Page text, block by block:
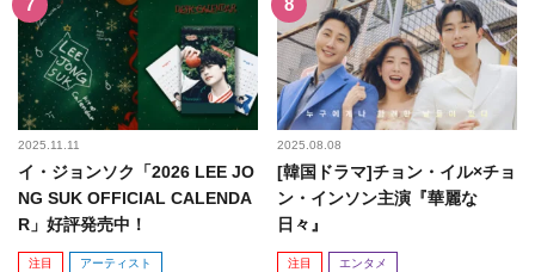
2025.11.11
イ・ジョンソク「2026 LEE JO
NG SUK OFFICIAL CALENDA
R」好評発売中！
注目 アーティスト
2025.08.08
[韓国ドラマ]チョン・イル×チョ
ン・インソン主演『華麗な
日々』
注目 エンタメ